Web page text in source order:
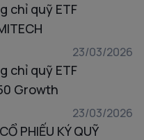
chỉ quỹ ETF
23/03/2026
chỉ quỹ ETF
Growth
23/03/2026
PHIẾU KÝ QUỸ